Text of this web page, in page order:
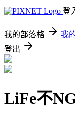
登
我的部落格 我
登出
LiFe不